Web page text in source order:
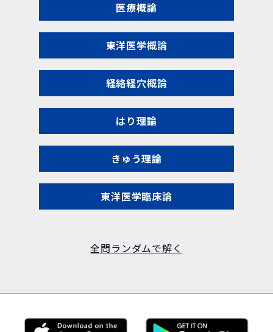
医療概論
東洋医学概論
経絡経穴概論
はり理論
きゅう理論
東洋医学臨床論
全問ランダムで解く